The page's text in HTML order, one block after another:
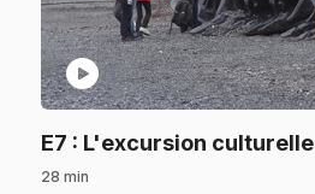
play_circle
E7 : L'excursion culturelle.
28 min